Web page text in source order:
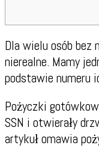
Dla wielu osób bez
nierealne. Mamy
podstawie numeru
Pożyczki
SSN i ​​otwierały
artykuł omawia